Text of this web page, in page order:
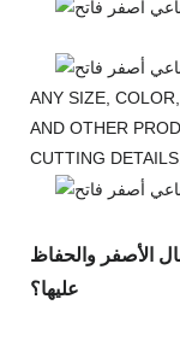
ANY SIZE,
AND OTHER
CUTTING
الأصفر والحفاظ
عليها؟